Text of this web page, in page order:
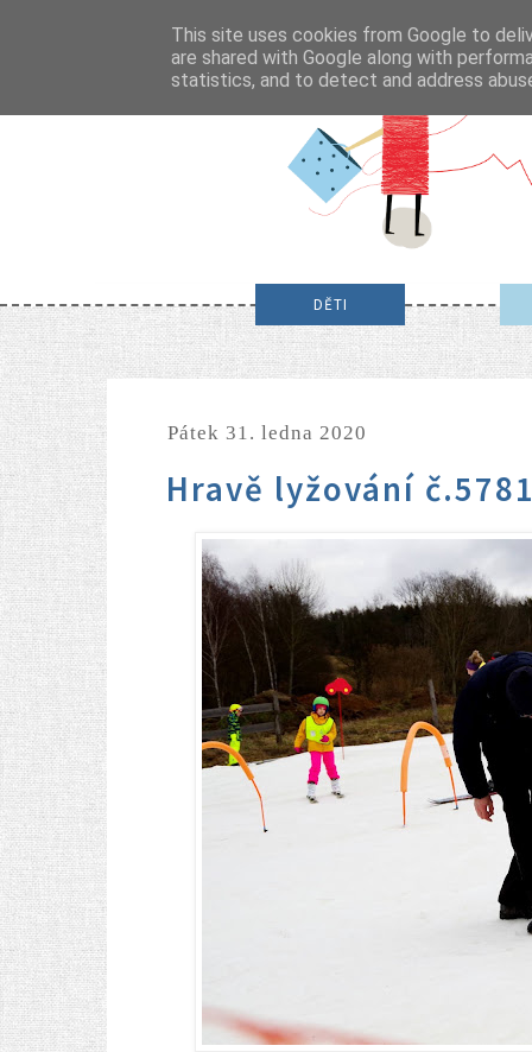
DĚTI
pátek 31. ledna 2020
Hravě lyžování
This site uses cookies from Google to
are shared with Google along with
statistics, and to detect and address